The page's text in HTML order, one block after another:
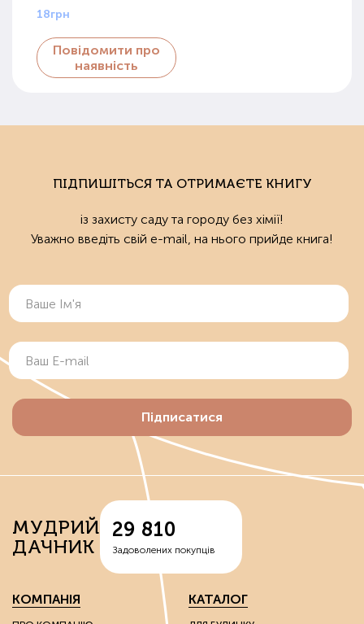
18грн
Повідомити про
наявність
ПІДПИШІТЬСЯ ТА ОТРИМАЄТЕ КНИГУ
із захисту саду та городу без хімії!
Уважно введіть свій e-mail, на нього прийде книга!
Підписатися
МУДРИЙ
ДАЧНИК
29 810
Задоволених покупців
КОМПАНІЯ КАТАЛОГ